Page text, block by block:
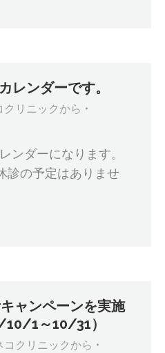
レンダーです。
リニックから
ンダーになります。
診の予定はありませ
ャンペーンを実施
10/1～10/31）
クリニックから